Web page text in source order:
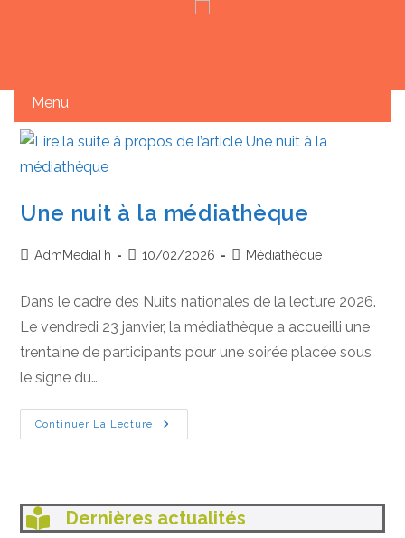
Skip
Une nuit à la médiathèque
Auteur/autrice
publication :
AdmMediaTh
Publication
10/02/2026
PostMédiathèque
Dans le cadre des Nuits nationales de la lecture 2026.
Le vendredi 23 janvier, la médiathèque a accueilli une
trentaine de participants pour une soirée placée sous
le signe du…
Continuer La Lecture
Une
Nuit
Dernières actualités